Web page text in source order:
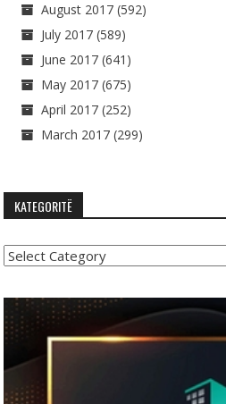
August 2017 (592)
July 2017 (589)
June 2017 (641)
May 2017 (675)
April 2017 (252)
March 2017 (299)
KATEGORITË
Kategoritë